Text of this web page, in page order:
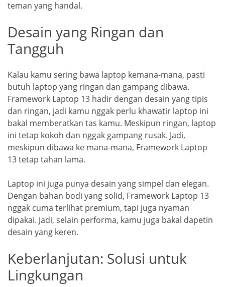
teman yang handal.
Desain yang Ringan dan
Tangguh
Kalau kamu sering bawa laptop kemana-mana, pasti
butuh laptop yang ringan dan gampang dibawa.
Framework Laptop 13 hadir dengan desain yang tipis
dan ringan, jadi kamu nggak perlu khawatir laptop ini
bakal memberatkan tas kamu. Meskipun ringan, laptop
ini tetap kokoh dan nggak gampang rusak. Jadi,
meskipun dibawa ke mana-mana, Framework Laptop
13 tetap tahan lama.
Laptop ini juga punya desain yang simpel dan elegan.
Dengan bahan bodi yang solid, Framework Laptop 13
nggak cuma terlihat premium, tapi juga nyaman
dipakai. Jadi, selain performa, kamu juga bakal dapetin
desain yang keren.
Keberlanjutan: Solusi untuk
Lingkungan